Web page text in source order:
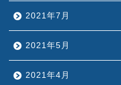
2021年7月
2021年5月
2021年4月